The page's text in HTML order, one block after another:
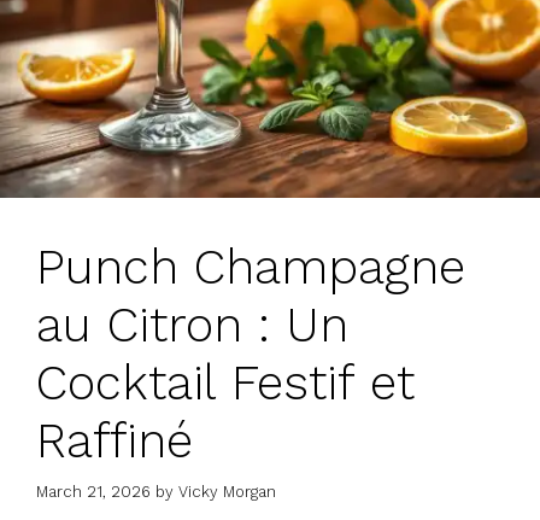
Punch Champagne
au Citron : Un
Cocktail Festif et
Raffiné
March 21, 2026 by Vicky Morgan